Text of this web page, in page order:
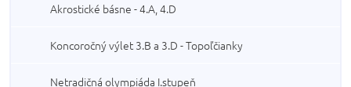
Akrostické básne - 4.A, 4.D
Koncoročný výlet 3.B a 3.D - Topoľčianky
Netradičná olympiáda I.stupeň